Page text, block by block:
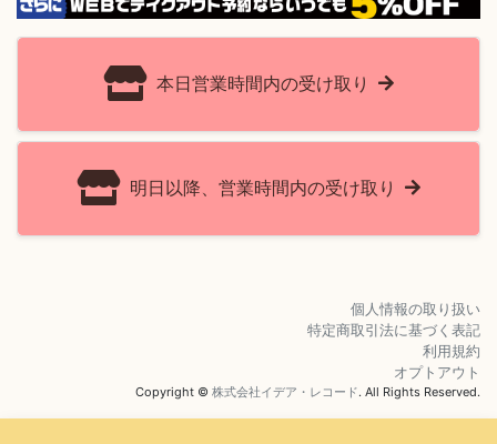
本日営業時間内の受け取り
明日以降、営業時間内の受け取り
個人情報の取り扱い
特定商取引法に基づく表記
利用規約
オプトアウト
Copyright © 株式会社イデア・レコード. All Rights Reserved.